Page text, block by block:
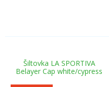
Šiltovka LA SPORTIVA
Belayer Cap white/cypress